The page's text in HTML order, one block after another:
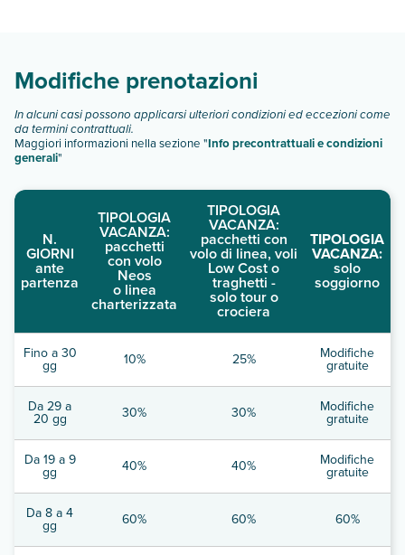
Modifiche prenotazioni
In alcuni casi possono applicarsi ulteriori condizioni ed eccezioni come
da termini contrattuali.
Maggiori informazioni nella sezione "Info precontrattuali e condizioni
generali"
N.
GIORNI
ante
partenza
TIPOLOGIA
VACANZA:
pacchetti
con volo
Neos
o linea
charterizzata
TIPOLOGIA
VACANZA:
pacchetti con
volo di linea, voli
Low Cost o
traghetti -
solo tour o
crociera
TIPOLOGIA
VACANZA:
solo
soggiorno
Fino a 30
gg 10% 25% Modifiche
gratuite
Da 29 a
20 gg 30% 30% Modifiche
gratuite
Da 19 a 9
gg 40% 40% Modifiche
gratuite
Da 8 a 4
gg 60% 60% 60%